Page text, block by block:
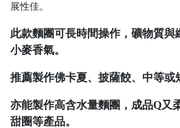
展性佳。
此款麵團可長時間操作，礦物質
小麥香氣。
推薦製作佛卡夏、披薩餃、中等或
亦能製作高含水量麵團，成品Q又
甜圈等產品。